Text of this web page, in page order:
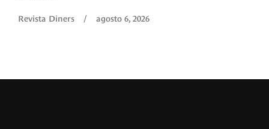
Revista Diners / agosto 6, 2026